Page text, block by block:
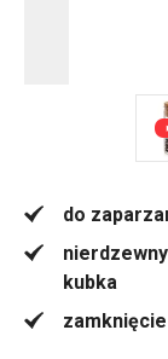
do
kubka